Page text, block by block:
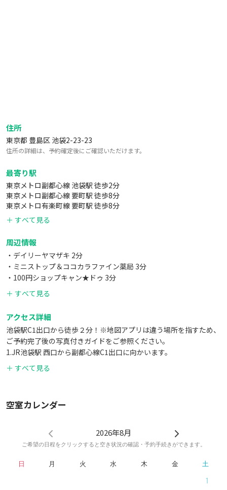
・まな板
・包丁
・ボウル
・キッチンバサミ
・ピーラー
・計量カップ
・トング
・栓抜き
※キッチン横のワゴンに収納
▼食器類
・大皿1枚
・中皿10枚
・グラス10個
・フォーク10本
・スプーン10本
・箸10本
住所
東京都 豊島区 池袋2-23-23
住所の詳細は、予約確定後にご確認いただけます。
最寄り駅
東京メトロ副都心線 池袋駅 徒歩2分
東京メトロ副都心線 要町駅 徒歩8分
東京メトロ有楽町線 要町駅 徒歩8分
＋ すべて見る
周辺情報
・デイリーヤマザキ 2分
・ミニストップ＆ココカラファイン薬局 3分
・100円ショップキャン★ドゥ 3分
・ラーメン、ケバブ、タピオカ、珈琲屋さんなど飲食店多数
＋ すべて見る
アクセス詳細
池袋駅C1出口から徒歩２分！※地図アプリは違う場所を指すため、
ご予約完了後の写真付きガイドをご参照ください。
1.JR池袋駅 西口から副都心線C1出口に向かいます。
2.しばらく進むと「Echika」の入り口に着きます。階段を降りて進
んでください。
ります。
5.白いアーチが建物の入口です。そのまま2階へどうぞ！
6.お部屋の鍵はエントランスのポストではなくお部屋のドアのキー
をご確認ください。）
＋ すべて見る
空室カレンダー
2026年8月
ご希望の日程をクリックすると空き状況の確認・予約手続きができます。
日 月 火 水 木 金 土
1